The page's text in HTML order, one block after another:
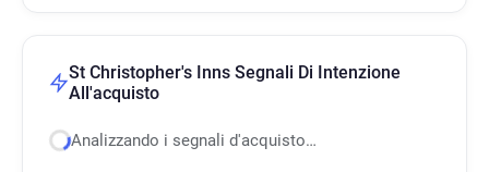
z************@st-christophers.co.uk
g******@st-christophers.co.uk
n*****@st-christophers.co.uk
St Christopher's Inns Segnali Di Intenzione
All'acquisto
Analizzando i segnali d'acquisto…